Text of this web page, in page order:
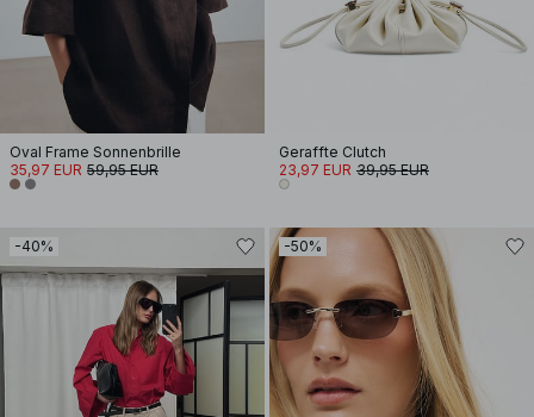
Oval Frame Sonnenbrille
35,97 EUR 59,95 EUR
Geraffte Clutch
23,97 EUR 39,95 EUR
-40% -50%